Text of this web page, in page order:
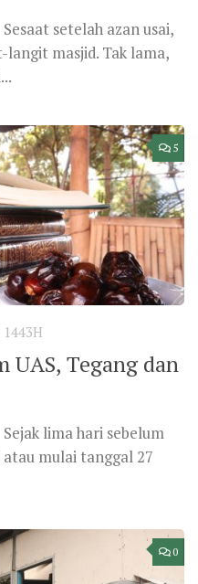
setelah azan usai,
masjid. Tak lama,
5
UAS, Tegang dan
lima hari sebelum
atau mulai tanggal 27
0